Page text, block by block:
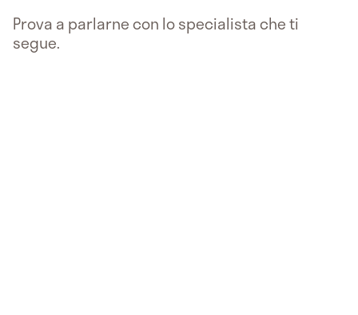
Prova a parlarne con lo specialista che ti
segue.